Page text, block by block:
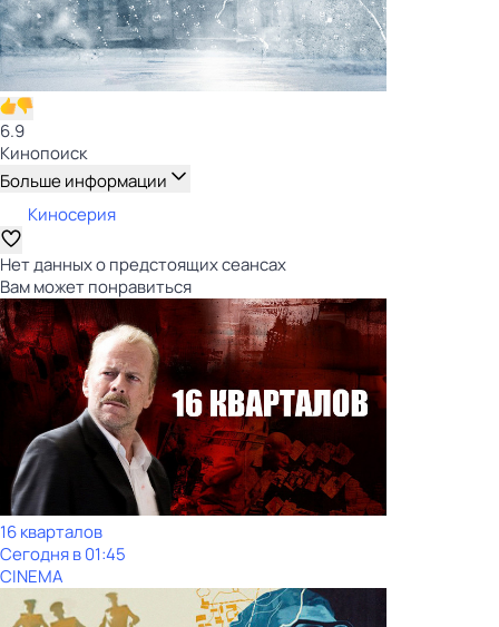
6.9
Кинопоиск
Больше информации
Киносерия
Нет данных о предстоящих сеансах
Вам может понравиться
16 кварталов
Сегодня в 01:45
CINEMA